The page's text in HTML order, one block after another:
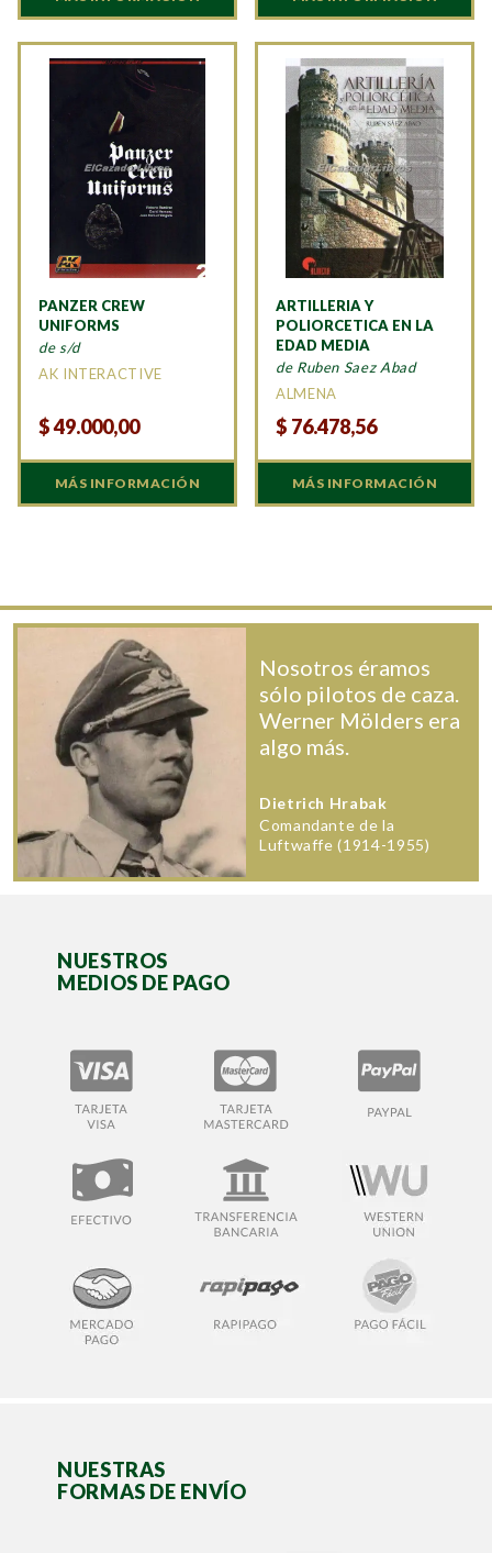
PANZER CREW
UNIFORMS
de s/d
AK INTERACTIVE
$49.000,00
MÁS INFORMACIÓN
ARTILLERIA Y
POLIORCETICA EN LA
EDAD MEDIA
de Ruben Saez Abad
ALMENA
$ 76.478,56
MÁS INFORMACIÓN
Nosotros éramos
sólo pilotos de caza.
Werner Mölders era
algo más.
Dietrich Hrabak
Comandante de la
Luftwaffe (1914-1955)
NUESTROS
MEDIOS DE PAGO
NUESTRAS
FORMAS DE ENVÍO